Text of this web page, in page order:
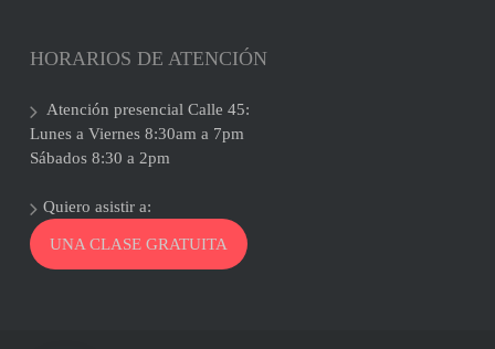
HORARIOS DE ATENCIÓN
Atención presencial Calle 45:
Lunes a Viernes 8:30am a 7pm
Sábados 8:30 a 2pm
Quiero asistir a:
UNA CLASE GRATUITA